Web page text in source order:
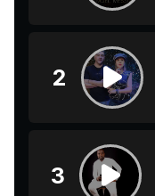
2
3